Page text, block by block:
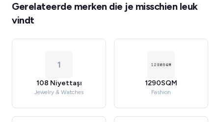
Gerelateerde merken die je misschien leuk
vindt
1
108 Niyettaşı
Jewelry & Watches
1290SQM
Fashion